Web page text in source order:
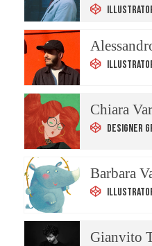
Chiara
Designer
Barbara
Gianvito